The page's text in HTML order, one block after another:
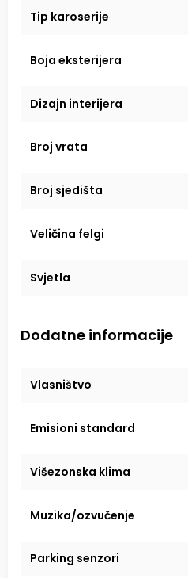
Tip karoserije
Boja eksterijera
Dizajn interijera
Broj vrata
Broj sjedišta
Veličina felgi
Svjetla
Dodatne informacije
Vlasništvo
Emisioni standard
Višezonska klima
Muzika/ozvučenje
Parking senzori